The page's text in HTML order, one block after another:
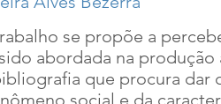
se propõe a
abordada na produção
que procura dar
social e da